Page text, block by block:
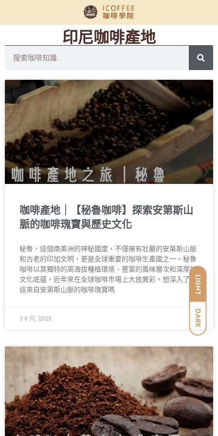
LIGHT
DARK
印尼咖啡產地
咖啡產地｜【秘魯咖啡】探索安第斯山
脈的咖啡瑰寶與歷史文化
秘魯，這個南美洲的神秘國度，不僅擁有壯麗的安第斯山脈
和古老的印加文明，更是全球重要的咖啡生產國之一。秘魯
咖啡以其獨特的高海拔種植環境、豐富的風味層次和深厚的
文化底蘊，近年來在全球咖啡市場上大放異彩。想深入了解
這來自安第斯山脈的咖啡瑰寶嗎
3 8 月, 2025